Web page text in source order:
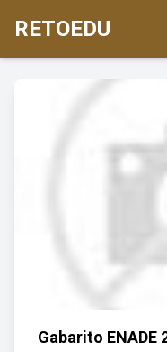
RETOEDU
Gabarito ENADE